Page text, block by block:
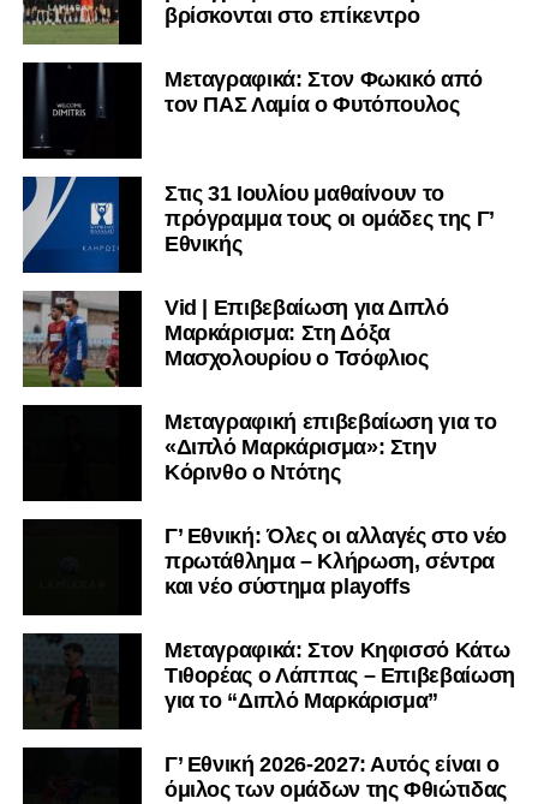
βρίσκονται στο επίκεντρο
Μεταγραφικά: Στον Φωκικό από
τον ΠΑΣ Λαμία ο Φυτόπουλος
Στις 31 Ιουλίου μαθαίνουν το
πρόγραμμα τους οι ομάδες της Γ’
Εθνικής
Vid | Επιβεβαίωση για Διπλό
Μαρκάρισμα: Στη Δόξα
Μασχολουρίου ο Τσόφλιος
Μεταγραφική επιβεβαίωση για το
«Διπλό Μαρκάρισμα»: Στην
Κόρινθο ο Ντότης
Γ’ Εθνική: Όλες οι αλλαγές στο νέο
πρωτάθλημα – Κλήρωση, σέντρα
και νέο σύστημα playoffs
Μεταγραφικά: Στον Κηφισσό Κάτω
Τιθορέας ο Λάππας – Επιβεβαίωση
για το “Διπλό Μαρκάρισμα”
Γ’ Εθνική 2026-2027: Αυτός είναι ο
όμιλος των ομάδων της Φθιώτιδας